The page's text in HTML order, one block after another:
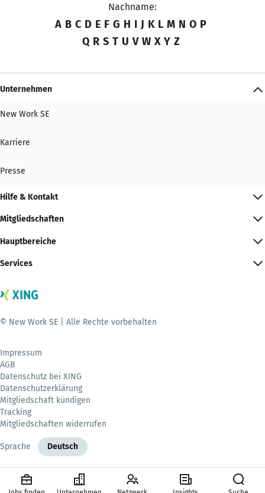
Nachname:
A B C D E F G H I J K L M N O P
Q R S T U V W X Y Z
Unternehmen
New Work SE
Karriere
Presse
Hilfe & Kontakt
Mitgliedschaften
Hauptbereiche
Services
© New Work SE | Alle Rechte vorbehalten
Impressum
AGB
Datenschutz bei XING
Datenschutzerklärung
Mitgliedschaft kündigen
Tracking
Mitgliedschaften widerrufen
Sprache Deutsch